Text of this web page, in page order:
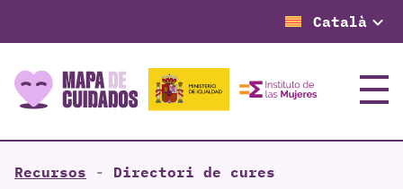
Català
Menú
Recursos - Directori de cures